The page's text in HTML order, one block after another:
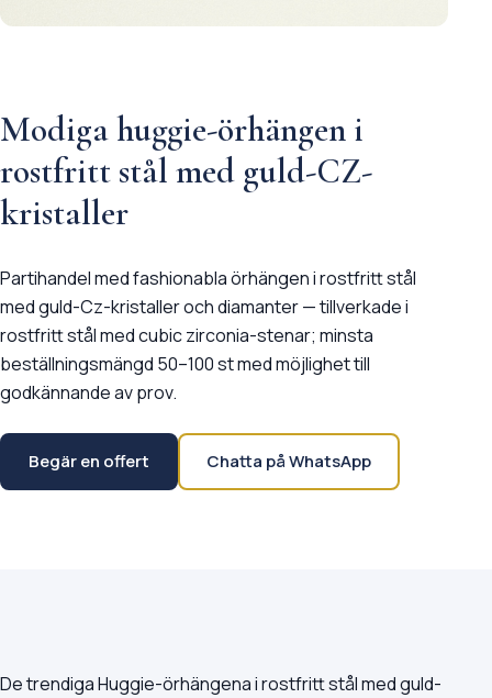
Modiga huggie-örhängen i
rostfritt stål med guld-CZ-
kristaller
Partihandel med fashionabla örhängen i rostfritt stål
med guld-Cz-kristaller och diamanter — tillverkade i
rostfritt stål med cubic zirconia-stenar; minsta
beställningsmängd 50–100 st med möjlighet till
godkännande av prov.
Begär en offert Chatta på WhatsApp
De trendiga Huggie-örhängena i rostfritt stål med guld-